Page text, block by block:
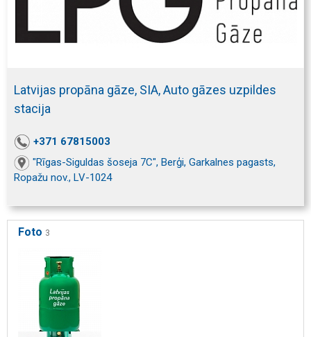
Latvijas propāna gāze, SIA, Auto gāzes uzpildes
stacija
+371 67815003
"Rīgas-Siguldas šoseja 7C", Berģi, Garkalnes pagasts,
Ropažu nov., LV-1024
Foto 3